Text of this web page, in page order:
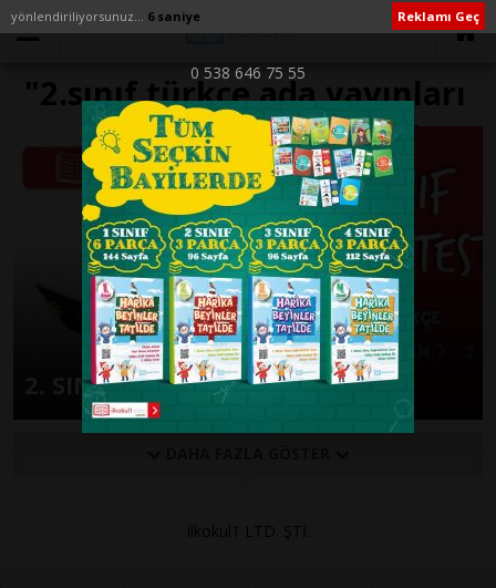
yönlendiriliyorsunuz... 6 saniye Reklamı Geç
0 538 646 75 55
"2.sınıf türkçe ada yayınları
cevapları" ile İlişikli yazılar
2. SINIF TÜRKÇE AD ( İSİM ) – 2